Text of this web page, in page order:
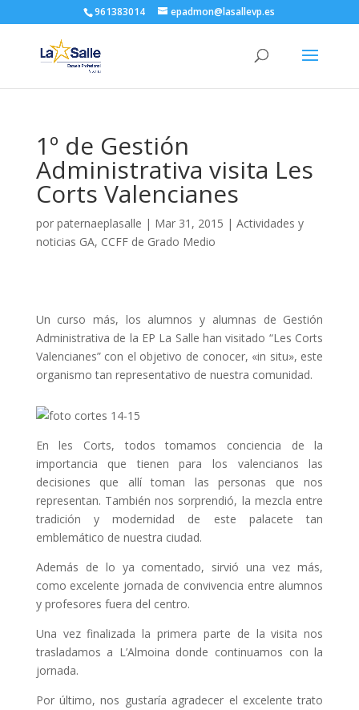
961383014 epadmon@lasallevp.es
1º de Gestión
Administrativa visita Les
Corts Valencianes
por paternaeplasalle | Mar 31, 2015 | Actividades y
noticias GA, CCFF de Grado Medio
Un curso más, los alumnos y alumnas de Gestión
Administrativa de la EP La Salle han visitado “Les Corts
Valencianes” con el objetivo de conocer, «in situ», este
organismo tan representativo de nuestra comunidad.
En les Corts, todos tomamos conciencia de la
importancia que tienen para los valencianos las
decisiones que allí toman las personas que nos
representan. También nos sorprendió, la mezcla entre
tradición y modernidad de este palacete tan
emblemático de nuestra ciudad.
Además de lo ya comentado, sirvió una vez más,
como excelente jornada de convivencia entre alumnos
y profesores fuera del centro.
Una vez finalizada la primera parte de la visita nos
trasladamos a L’Almoina donde continuamos con la
jornada.
Por último, nos gustaría agradecer el excelente trato